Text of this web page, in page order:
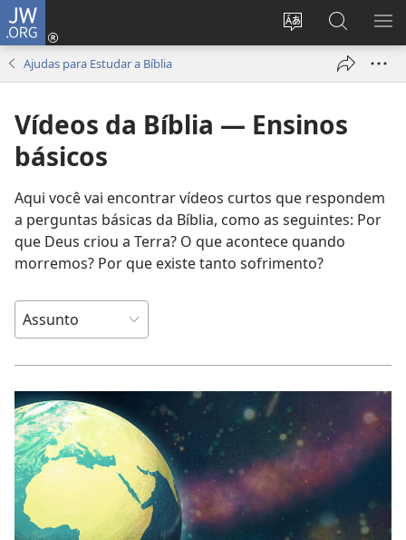
JW.ORG
Mudar
idioma
site
Log
Buscar
no
JW.ORG
Ajudas para Estudar a Bíblia
Vídeos da Bíblia — Ensinos
básicos
Aqui você vai encontrar vídeos curtos que respondem
a perguntas básicas da Bíblia, como as seguintes: Por
que Deus criou a Terra? O que acontece quando
morremos? Por que existe tanto sofrimento?